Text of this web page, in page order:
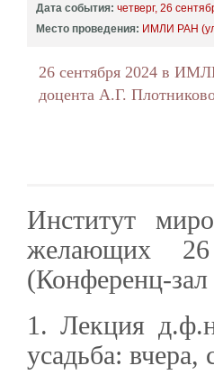
Дата события: четверг, 26
Место проведения: ИМЛИ РАН
26 сентября 2024 в
доцента А.Г.
Институт
желающих
(Конференц-
1. Лекция
усадьба: вчера,